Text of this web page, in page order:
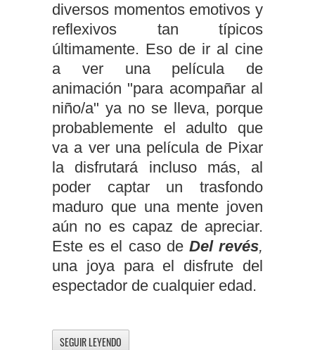
diversos momentos emotivos y
reflexivos tan típicos
últimamente. Eso de ir al cine
a ver una película de
animación "para acompañar al
niño/a" ya no se lleva, porque
probablemente el adulto que
va a ver una película de Pixar
la disfrutará incluso más, al
poder captar un trasfondo
maduro que una mente joven
aún no es capaz de apreciar.
Este es el caso de Del revés,
una joya para el disfrute del
espectador de cualquier edad.
SEGUIR LEYENDO